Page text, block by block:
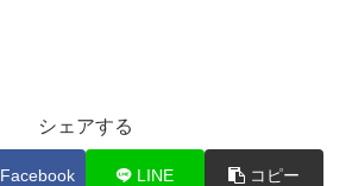
シェアする
Facebook LINE コピー